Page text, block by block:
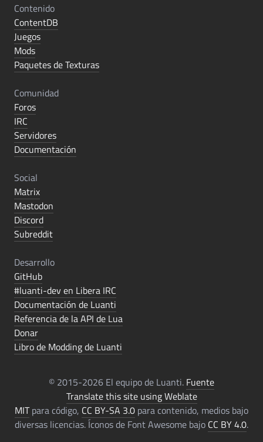
Contenido
ContentDB
Juegos
Mods
Paquetes de Texturas
Comunidad
Foros
IRC
Servidores
Documentación
Social
Matrix
Mastodon
Discord
Subreddit
Desarrollo
GitHub
#luanti-dev en Libera IRC
Documentación de Luanti
Referencia de la API de Lua
Donar
Libro de Modding de Luanti
© 2015-2026 El equipo de Luanti. Fuente
Translate this site using Weblate
MITpara código, CC BY-SA 3.0 para contenido, medios bajo
diversas licencias. Íconos de Font Awesome bajo CC BY 4.0.